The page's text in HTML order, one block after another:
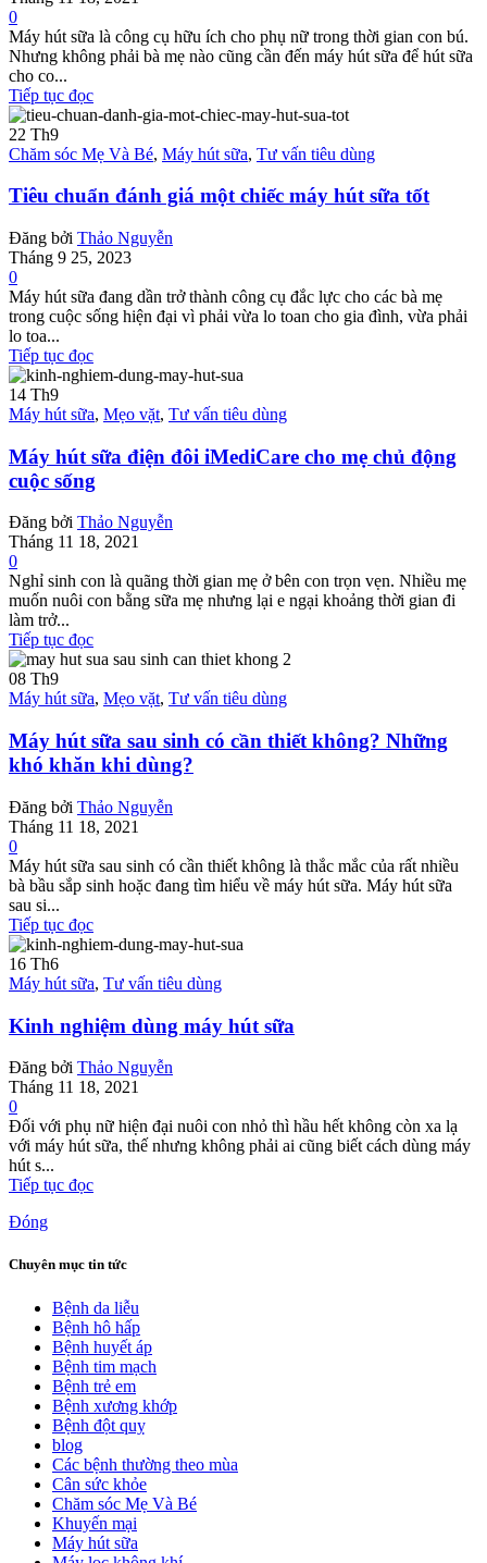
0
Máy hút sữa là công cụ hữu ích cho phụ nữ trong thời gian con bú.
Nhưng không phải bà mẹ nào cũng cần đến máy hút sữa để hút sữa
cho co...
Tiếp tục đọc
22 Th9
Chăm sóc Mẹ Và Bé, Máy hút sữa, Tư vấn tiêu dùng
Tiêu chuẩn đánh giá một chiếc máy hút sữa tốt
Đăng bởi Thảo Nguyễn
Tháng 9 25, 2023
0
Máy hút sữa đang dần trở thành công cụ đắc lực cho các bà mẹ
trong cuộc sống hiện đại vì phải vừa lo toan cho gia đình, vừa phải
lo toa...
Tiếp tục đọc
14 Th9
Máy hút sữa, Mẹo vặt, Tư vấn tiêu dùng
Máy hút sữa điện đôi iMediCare cho mẹ chủ động
cuộc sống
Đăng bởi Thảo Nguyễn
Tháng 11 18, 2021
0
Nghỉ sinh con là quãng thời gian mẹ ở bên con trọn vẹn. Nhiều mẹ
muốn nuôi con bằng sữa mẹ nhưng lại e ngại khoảng thời gian đi
làm trở...
Tiếp tục đọc
08 Th9
Máy hút sữa, Mẹo vặt, Tư vấn tiêu dùng
Máy hút sữa sau sinh có cần thiết không? Những
khó khăn khi dùng?
Đăng bởi Thảo Nguyễn
Tháng 11 18, 2021
0
Máy hút sữa sau sinh có cần thiết không là thắc mắc của rất nhiều
bà bầu sắp sinh hoặc đang tìm hiểu về máy hút sữa. Máy hút sữa
sau si...
Tiếp tục đọc
16 Th6
Máy hút sữa, Tư vấn tiêu dùng
Kinh nghiệm dùng máy hút sữa
Đăng bởi Thảo Nguyễn
Tháng 11 18, 2021
0
Đối với phụ nữ hiện đại nuôi con nhỏ thì hầu hết không còn xa lạ
với máy hút sữa, thế nhưng không phải ai cũng biết cách dùng máy
hút s...
Tiếp tục đọc
Đóng
Chuyên mục tin tức
Bệnh da liễu
Bệnh hô hấp
Bệnh huyết áp
Bệnh tim mạch
Bệnh trẻ em
Bệnh xương khớp
Bệnh đột quỵ
blog
Các bệnh thường theo mùa
Cân sức khỏe
Chăm sóc Mẹ Và Bé
Khuyến mại
Máy hút sữa